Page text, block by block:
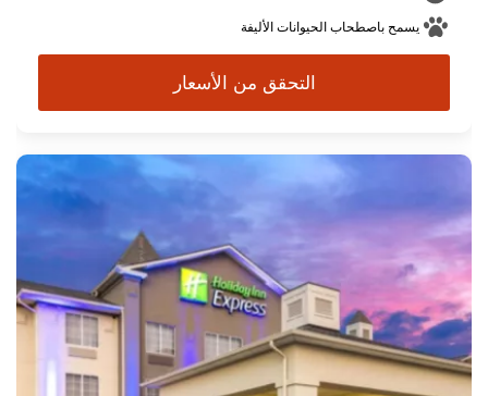
يسمح باصطحاب الحيوانات الأليفة
التحقق من الأسعار